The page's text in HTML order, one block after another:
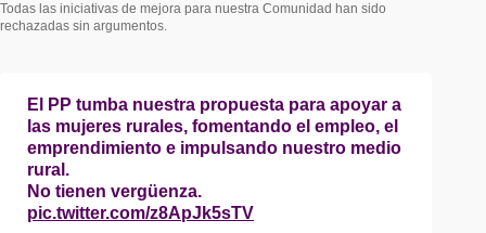
Todas las iniciativas de mejora para nuestra Comunidad han sido
rechazadas sin argumentos.
El PP tumba nuestra propuesta para apoyar a
las mujeres rurales, fomentando el empleo, el
emprendimiento e impulsando nuestro medio
rural.
No tienen vergüenza.
pic.twitter.com/z8ApJk5sTV